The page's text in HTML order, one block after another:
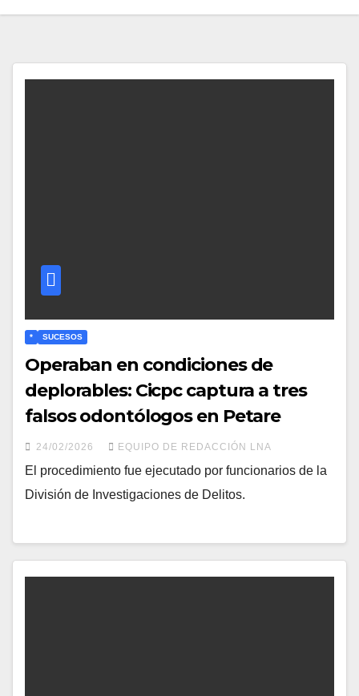
* SUCESOS
Operaban en condiciones de
deplorables: Cicpc captura a tres
falsos odontólogos en Petare
24/02/2026 EQUIPO DE REDACCIÓN LNA
El procedimiento fue ejecutado por funcionarios de la
División de Investigaciones de Delitos.